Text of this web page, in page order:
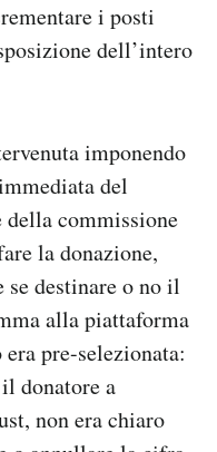
i posti
dell’intero
imponendo
del
della commissione
la donazione,
se destinare o no il
alla piattaforma
pre-selezionata:
donatore a
non era chiaro